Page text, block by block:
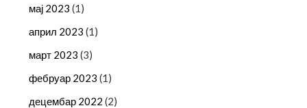
мај 2023 (1)
април 2023 (1)
март 2023 (3)
фебруар 2023 (1)
децембар 2022 (2)